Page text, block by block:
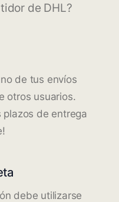
de DHL?
de tus envíos
otros usuarios.
plazos de entrega
debe utilizarse